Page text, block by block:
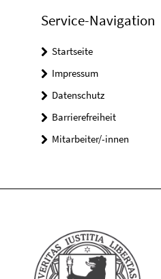
Service-Navigation
Startseite
Impressum
Datenschutz
Barrierefreiheit
Mitarbeiter/-innen